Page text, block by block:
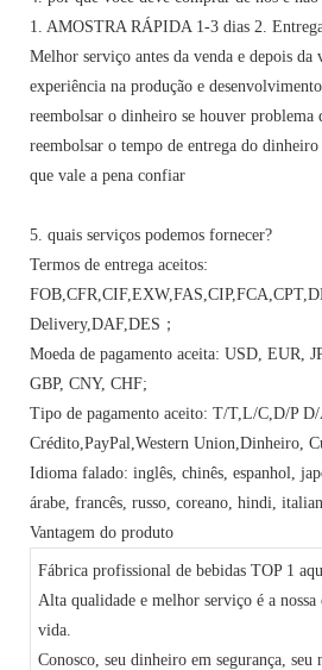
1. AMOSTRA RÁPIDA 1-3 dias 2.
Melhor serviço antes da venda e depois da
experiência na produção e
reembolsar o dinheiro se houver problema
reembolsar o tempo de entrega do dinheiro
que vale a pena confiar
5. quais serviços podemos fornecer?
Termos de entrega aceitos:
Delivery,DAF,DES；
Moeda de pagamento aceita: USD, EUR,
GBP, CNY, CHF;
Tipo de pagamento aceito: T/T,L/C,D/P
Crédito,PayPal,Western Union,Dinheiro,
Idioma falado: inglês, chinês, espanhol,
árabe, francês, russo, coreano, hindi,
Vantagem do produto
Fábrica profissional de bebidas TOP 1
Alta qualidade e melhor serviço é a nossa
vida.
Conosco, seu dinheiro em segurança, seu